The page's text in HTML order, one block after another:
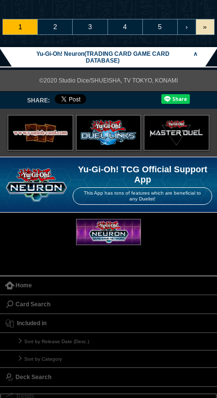
1 2 3 4 5 › »
Yu-Gi-Oh! Neuron(TRADING CARD GAME CARD
DATABASE)
∧
©2020 Studio Dice/SHUEISHA, TV TOKYO, KONAMI
SHARE:
Yu-Gi-Oh! TCG Official Support
App
This App has tons of features which are beneficial to
any Duelist!
Home
Card Search
Included in
Sort by Release Date (Desc.)
Sort by Category
Deck Search
Trends